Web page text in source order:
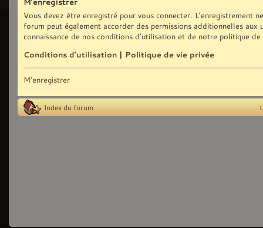
Vous devez être enregistré pour vous connecter. L’enregistrement
forum peut également accorder des permissions additionnelles
connaissance de nos conditions d’utilisation et de notre politique
Conditions d’utilisation | Politique de vie privée
M’enregistrer
Index du forum